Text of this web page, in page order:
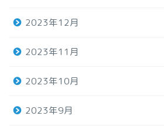
2023年12月
2023年11月
2023年10月
2023年9月